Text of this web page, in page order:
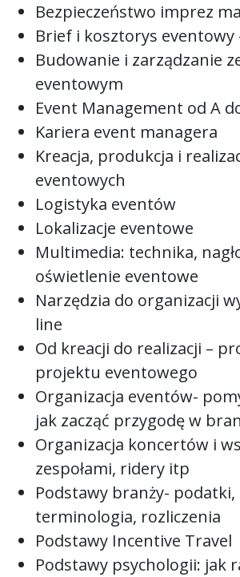
Bezpieczeństwo imprez
Brief i kosztorys
Budowanie i zarządzanie
eventowym
Event Management od A
Kariera event managera
Kreacja, produkcja i
eventowych
Logistyka eventów
Lokalizacje eventowe
Multimedia: technika,
oświetlenie eventowe
Narzędzia do organizacji
line
Od kreacji do realizacji –
projektu eventowego
Organizacja eventów-
jak zacząć przygodę w
Organizacja koncertów i
zespołami, ridery itp
Podstawy branży- podatki,
terminologia, rozliczenia
Podstawy Incentive Travel
Podstawy psychologii: jak